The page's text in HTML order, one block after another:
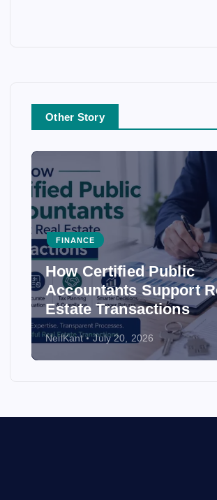
Other Story
FINANCE
How Certified Public
Accountants Support
Estate Transactions
NeilKant July 20, 2026